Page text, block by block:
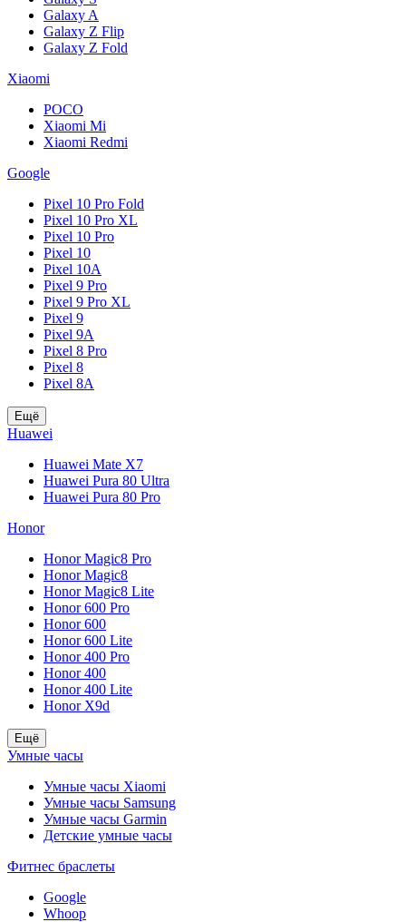
Galaxy A
Galaxy Z Flip
Galaxy Z Fold
Xiaomi
POCO
Xiaomi Mi
Xiaomi Redmi
Google
Pixel 10 Pro Fold
Pixel 10 Pro XL
Pixel 10 Pro
Pixel 10
Pixel 10A
Pixel 9 Pro
Pixel 9 Pro XL
Pixel 9
Pixel 9A
Pixel 8 Pro
Pixel 8
Pixel 8A
Ещё
Huawei
Huawei Mate X7
Huawei Pura 80 Ultra
Huawei Pura 80 Pro
Honor
Honor Magic8 Pro
Honor Magic8
Honor Magic8 Lite
Honor 600 Pro
Honor 600
Honor 600 Lite
Honor 400 Pro
Honor 400
Honor 400 Lite
Honor X9d
Ещё
Умные часы
Умные часы Xiaomi
Умные часы Samsung
Умные часы Garmin
Детские умные часы
Фитнес браслеты
Google
Whoop